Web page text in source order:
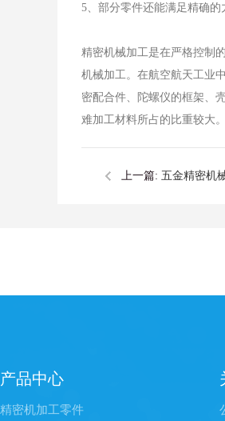
5、部分零件还能满足精确
精密机械加工是在严格控制
机械加工。在航空航天工业
密配合件、陀螺仪的框架、
难加工材料所占的比重较大。
上一篇: 五金精密机
产品中心
精密机加工零件